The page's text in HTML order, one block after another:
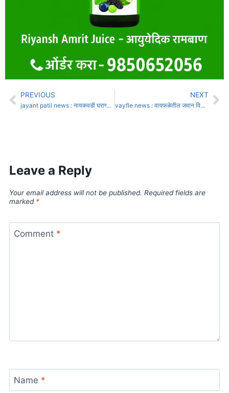
PREVIOUS
jayant patil news : नायकवडी घराण्यात संघर्ष; जयंत पाटीलांनी घडवला विकासाचा ब्रँड
NEXT
vayfle news : वायफळेतील जवान विशाल घोडके कानपूरमध्ये शहीद
Leave a Reply
Your email address will not be published. Required fields are
marked *
Comment *
Name *